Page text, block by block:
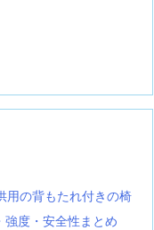
用の背もたれ付きの椅
度・安全性まとめ